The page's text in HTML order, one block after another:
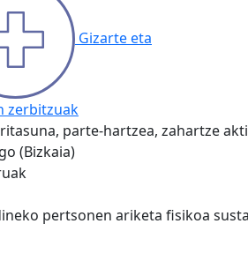
Gizarte eta
zerbitzuak
parte-hartzea, zahartze
(Bizkaia)
pertsonen ariketa fisikoa